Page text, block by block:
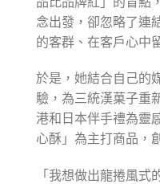
念出發，卻忽略了連
的客群、在客戶心中
於是，她結合自己的
驗，為三統漢菓子重
港和日本伴手禮為靈
心酥」為主打商品，
「我想做出龍捲風